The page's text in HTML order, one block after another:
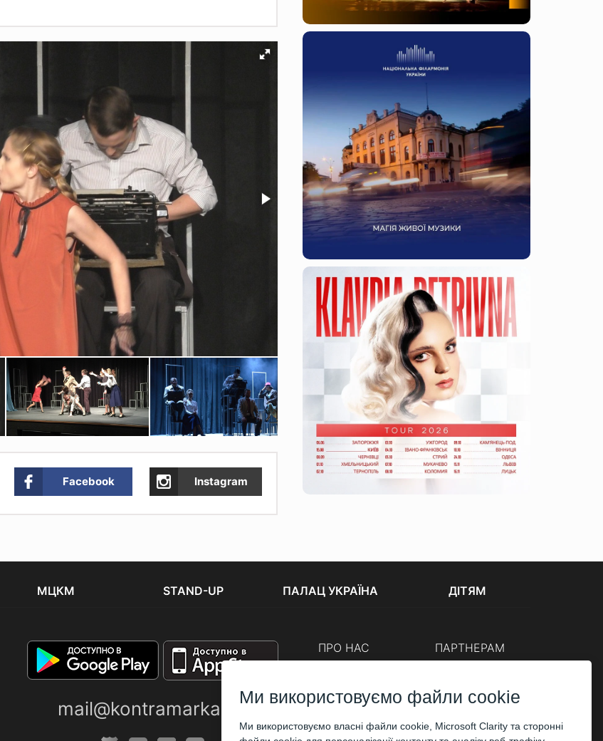
Facebook Instagram
МЦКМ STAND-UP ПАЛАЦ УКРАЇНА ДІТЯМ
mail@kontramarka.ua
ПРО НАС ПАРТНЕРАМ
Корпоративним клієнтам
Ми використовуємо файли cookie
Ми використовуємо власні файли cookie, Microsoft Clarity та сторонні